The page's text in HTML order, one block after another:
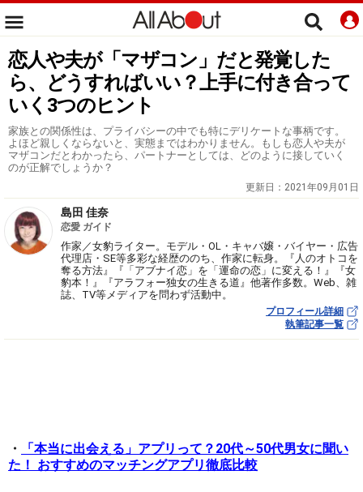
恋人や夫が「マザコン」だと発覚した
ら、どうすればいい？上手に付き合って
いく3つのヒント
家族との関係性は、プライバシーの中でも特にデリケートな事柄です。
よほど親しくならないと、実態まではわかりません。もしも恋人や夫が
マザコンだとわかったら、パートナーとしては、どのように接していく
のが正解でしょうか？
更新日： 2021年09月01日
島田 佳奈
恋愛 ガイド
作家／女豹ライター。モデル・OL・キャバ嬢・バイヤー・広告
代理店・SE等多彩な経歴ののち、作家に転身。『人のオトコを
奪る方法』『「アブナイ恋」を「運命の恋」に変える！』『女
豹本！』『アラフォー独女の生きる道』他著作多数。Web、雑
誌、TV等メディアを問わず活動中。
プロフィール詳細
執筆記事一覧
・
「本当に出会える」アプリって？20代～50代男女に聞い
た！ おすすめのマッチングアプリ徹底比較